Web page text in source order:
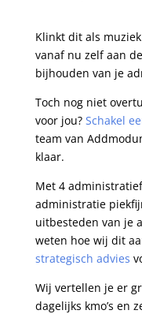
Klinkt dit als
vanaf nu zelf aan
bijhouden van je
Toch nog niet
voor jou? Schakel
team van
klaar.
Met 4
administratie
uitbesteden van je
weten hoe wij dit
strategisch advies
Wij vertellen je er
dagelijks kmo’s en